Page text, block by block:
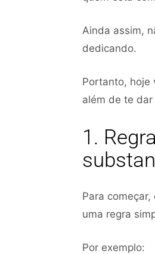
Ainda assim,
dedicando.
Portanto, hoje
além de te
1.
Para
uma regra
Por exemplo: